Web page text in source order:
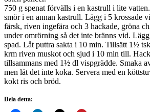
750 g spenat förvälls i en kastrull i lite
smör i en annan kastrull. Lägg i 5 krossade
färsk, riven ingefära och 3 hackade, gröna
under omrörning så det inte bränns vid.
spad. Låt puttra sakta i 10 min. Tillsätt 1½
krm riven muskot och sjud i 10 min till.
tillsammans med 1½ dl vispgrädde. Smaka
men låt det inte koka. Servera med en
kokt ris och bröd.
Dela detta: